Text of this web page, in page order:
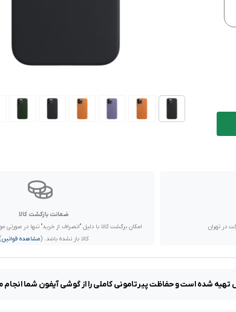
در تهران
ضمانت بازگشت کالا
امکان برگشت کالا با دلیل "انصراف از خرید" تنها در
کالا باز نشده باشد. (مشاهده قوانین)